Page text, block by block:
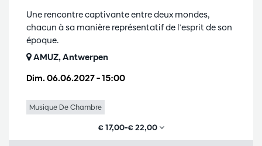
Dim. 06.06.2027– 15:00
Une rencontre captivante entre deux mondes,
chacun à sa manière représentatif de l'esprit de son
époque.
AMUZ, Antwerpen
Musique De Chambre
€ 17,00–€ 22,00